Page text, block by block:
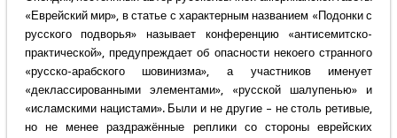
«Еврейский мир», в статье с характерным названием «Подонки с
русского подворья» называет конференцию «антисемитско-
практической», предупреждает об опасности некоего странного
«русско-арабского шовинизма», а участников именует
«деклассированными элементами», «русской шалупенью» и
«исламскими нацистами». Были и не другие – не столь ретивые,
но не менее раздражённые реплики со стороны еврейских